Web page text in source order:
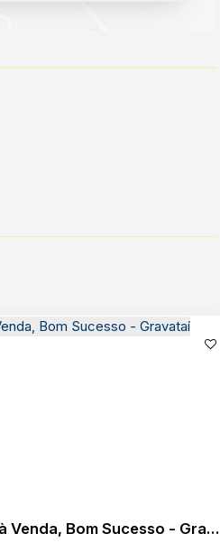
Lote/Terreno à Venda, Bom Sucesso - Gravataí